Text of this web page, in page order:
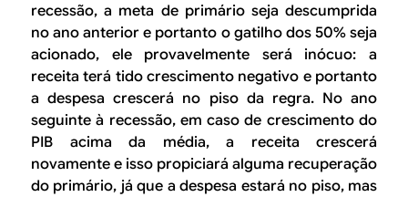
recessão, a meta de primário seja descumprida
no ano anterior e portanto o gatilho dos 50% seja
acionado, ele provavelmente será inócuo: a
receita terá tido crescimento negativo e portanto
a despesa crescerá no piso da regra. No ano
seguinte à recessão, em caso de crescimento do
PIB acima da média, a receita crescerá
novamente e isso propiciará alguma recuperação
do primário, já que a despesa estará no piso, mas